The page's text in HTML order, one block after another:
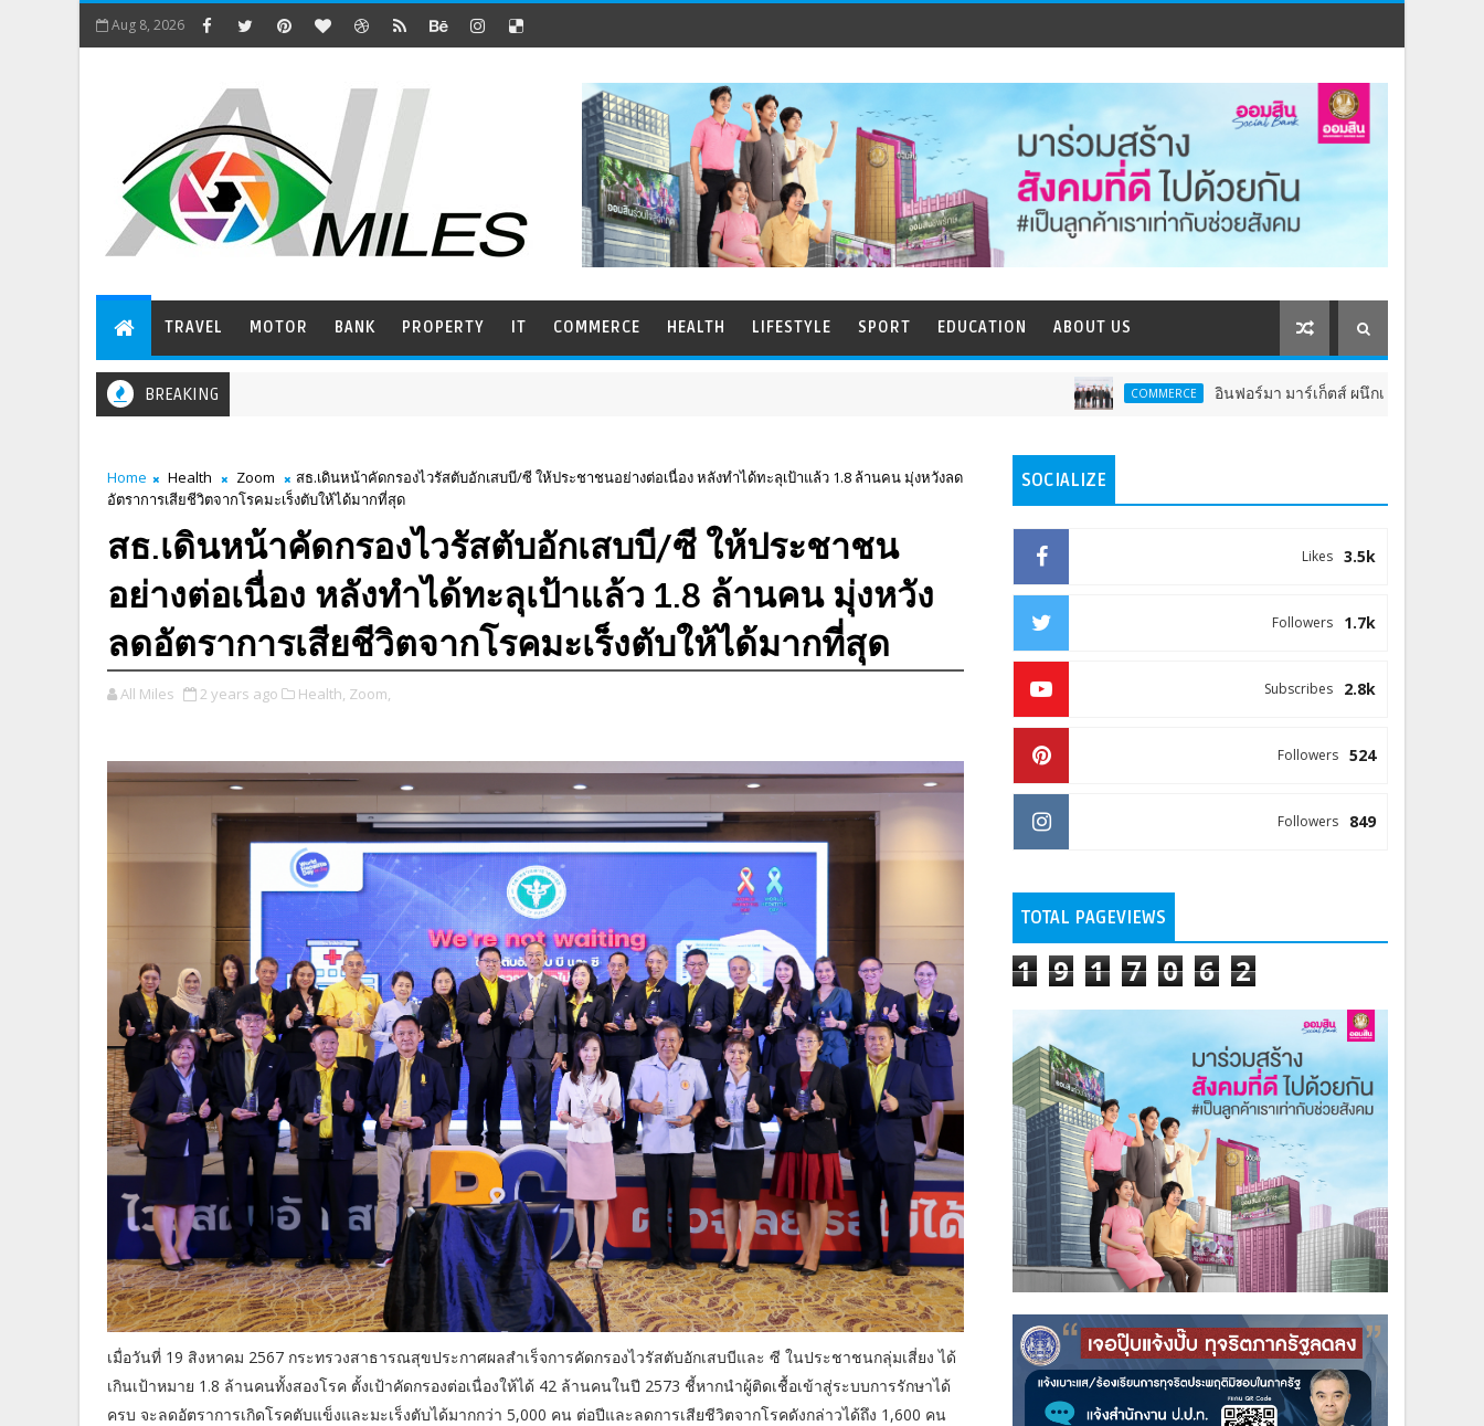
Aug 8, 2026
TRAVEL MOTOR BANK PROPERTY IT COMMERCE HEALTH LIFESTYLE SPORT EDUCATION ABOUT US
BREAKING อินฟอร์มา มาร์เก็ตส์ ผนึกเครือข่ายธุรกิจท่องเที่ยว-บริการ จัด
Home Health Zoom
สธ.เดินหน้าคัดกรองไวรัสตับอักเสบบี/ซี ให้ประชาชนอย่างต่อเนื่อง หลังทำได้ทะลุเป้าแล้ว 1.8 ล้านคน มุ่งหวังลด
อัตราการเสียชีวิตจากโรคมะเร็งตับให้ได้มากที่สุด
สธ.เดินหน้าคัดกรองไวรัสตับอักเสบบี/ซี ให้ประชาชน
อย่างต่อเนื่อง หลังทำได้ทะลุเป้าแล้ว 1.8 ล้านคน มุ่งหวัง
ลดอัตราการเสียชีวิตจากโรคมะเร็งตับให้ได้มากที่สุด
All Miles 2 years ago Health, Zoom,
เมื่อวันที่ 19 สิงหาคม 2567 กระทรวงสาธารณสุขประกาศผลสำเร็จการคัดกรองไวรัสตับอักเสบบีและ ซี ในประชาชนกลุ่มเสี่ยง ได้
เกินเป้าหมาย 1.8 ล้านคนทั้งสองโรค ตั้งเป้าคัดกรองต่อเนื่องให้ได้ 42 ล้านคนในปี 2573 ชี้หากนำผู้ติดเชื้อเข้าสู่ระบบการรักษาได้
ครบ จะลดอัตราการเกิดโรคตับแข็งและมะเร็งตับได้มากกว่า 5,000 คน ต่อปีและลดการเสียชีวิตจากโรคดังกล่าวได้ถึง 1,600 คน
SOCIALIZE
3.5k
Likes
1.7k
Followers
2.8k
Subscribes
524
Followers
849
Followers
TOTAL PAGEVIEWS
1 9 1 7 0 6 2